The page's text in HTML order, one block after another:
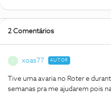
2 Comentários
X xoas77 AUTOR
Tive uma avaria no Roter e
semanas pra me ajudarem pois